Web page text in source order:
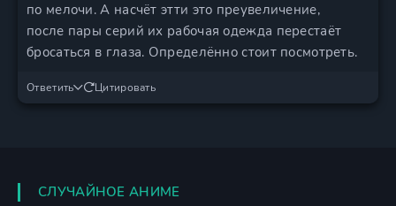
по мелочи. А насчёт этти это преувеличение,
после пары серий их рабочая одежда перестаёт
бросаться в глаза. Определённо стоит посмотреть.
Ответить Цитировать
СЛУЧАЙНОЕ АНИМЕ